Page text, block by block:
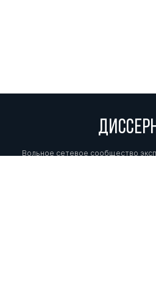
Вольное сетевое сообщество